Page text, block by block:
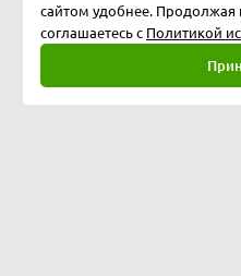
сайтом удобнее. Продолжая
соглашаетесь с Политикой